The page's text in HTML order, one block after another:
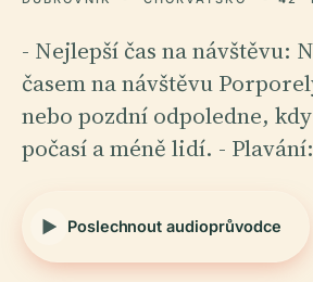
- Nejlepší čas na návštěvu:
časem na návštěvu
nebo pozdní odpoledne,
počasí a méně lidí. -
Poslechnout audioprůvodce